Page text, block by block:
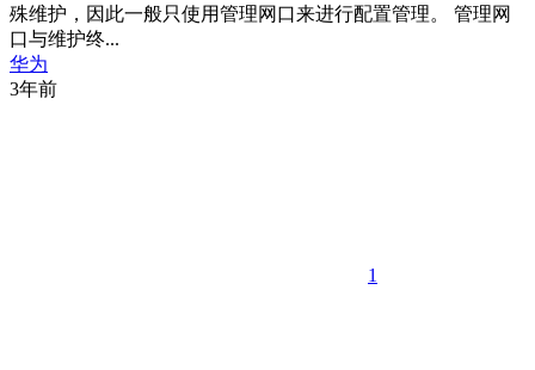
殊维护，因此一般只使用管理网口来进行配置管理。 管理网
口与维护终...
华为
3年前
1